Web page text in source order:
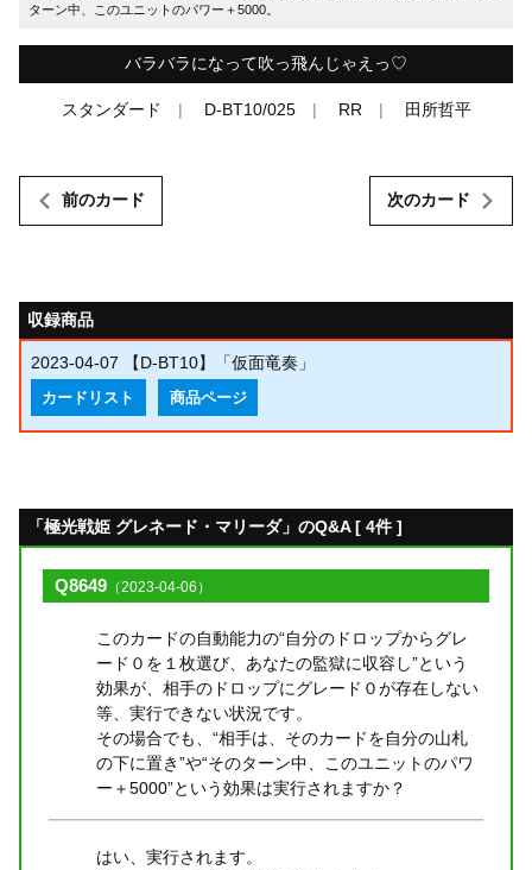
ターン中、このユニットのパワー＋5000。
バラバラになって吹っ飛んじゃえっ♡
スタンダード D-BT10/025 RR 田所哲平
前のカード 次のカード
収録商品
2023-04-07 【D-BT10】「仮面竜奏」
カードリスト 商品ページ
「極光戦姫 グレネード・マリーダ」のQ&A [ 4件 ]
Q8649 （2023-04-06）
このカードの自動能力の“自分のドロップからグレ
ード０を１枚選び、あなたの監獄に収容し”という
効果が、相手のドロップにグレード０が存在しない
等、実行できない状況です。
その場合でも、“相手は、そのカードを自分の山札
の下に置き”や“そのターン中、このユニットのパワ
ー＋5000”という効果は実行されますか？
はい、実行されます。